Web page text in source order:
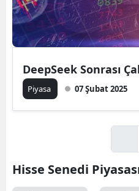
DeepSeek Sonrası
Piyasa 07 Şubat 2025
Hisse Senedi